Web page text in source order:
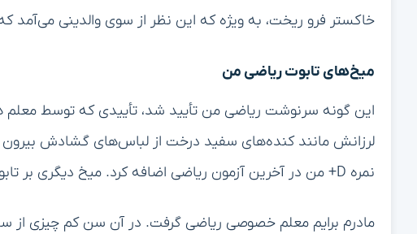
خاکستر فرو ریخت، به ویژه که این نظر از سوی والدینی
میخ‌های تابوت ریاضی من
این گونه سرنوشت ریاضی من تأیید شد، تأییدی که توسط
لرزانش مانند کنده‌های سفید درخت از لباس‌های گشادش بیرون
نمره D+ من در آخرین آزمون ریاضی اضافه کرد. میخ دیگری بر تابوت ریاضی من.
مادرم برایم معلم خصوصی ریاضی گرفت. در آن سن کم چیزی از